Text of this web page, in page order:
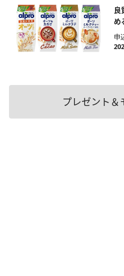
良
め
申
プレゼント＆